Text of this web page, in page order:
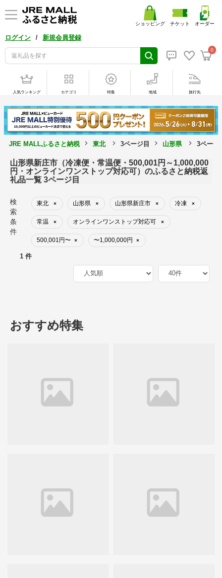
ログイン / 新規会員登録
0
ショッピング チケット オーダー
人気ランキング カテゴリ 特集 地域 旅行先
JRE MALLふるさと納税 東北 3ページ目 山形県 3ページ
山形県新庄市（冷凍便・常温便・500,001円～1,000,000
円・オンラインワンストップ対応可）のふるさと納税返
礼品一覧 3ページ目
検
索
条
件
東北 × 山形県 × 山形県新庄市 × 冷凍 ×
常温 × オンラインワンストップ対応可 ×
500,001円〜 × 〜1,000,000円 ×
1 件
おすすめ特集